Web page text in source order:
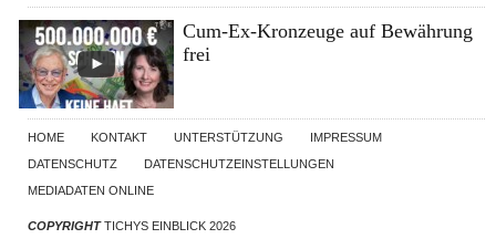
Cum-Ex-Kronzeuge auf Bewährung
frei
HOME KONTAKT UNTERSTÜTZUNG
IMPRESSUM
DATENSCHUTZ
DATENSCHUTZEINSTELLUNGEN
MEDIADATEN ONLINE
COPYRIGHTTICHYS EINBLICK 2026